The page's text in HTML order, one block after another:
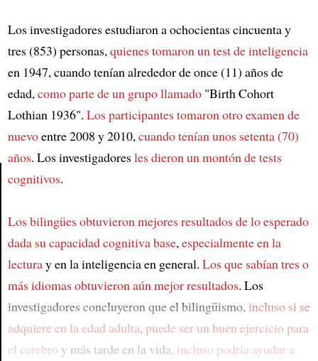
Los investigadores estudiaron a ochocientas cincuenta y
tres (853) personas,quienes tomaron un test de inteligencia
en 1947, cuando tenían alrededor de once (11) años de
edad,como parte de un grupo llamado"Birth Cohort
Lothian 1936". Los participantes tomaron otro examen de
nuevoentre 2008 y 2010,cuando tenían unos setenta (70)
años. Los investigadoresles dieron un montón de tests
cognitivos.
Los bilingües obtuvieron mejores resultados de lo esperado
dada su capacidad cognitiva base,especialmente en la
lecturay en la inteligencia en general. Los que sabían tres o
más idiomasobtuvieron aún mejor resultados. Los
investigadores concluyeron que el bilingüismo, incluso si se
adquiere en la edad adulta, puede ser un buen ejercicio para
el cerebro y más tarde en la vida, incluso podría ayudar a